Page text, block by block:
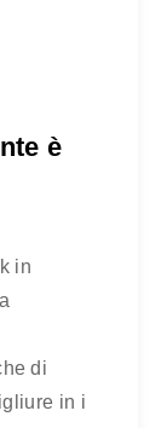
è
in
di
in i